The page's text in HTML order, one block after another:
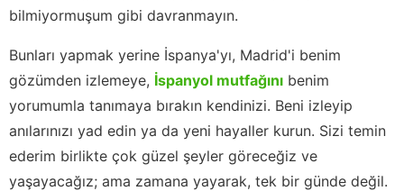
bilmiyormuşum gibi davranmayın.
Bunları yapmak yerine İspanya'yı, Madrid'i benim
gözümden izlemeye, İspanyol mutfağını benim
yorumumla tanımaya bırakın kendinizi. Beni izleyip
anılarınızı yad edin ya da yeni hayaller kurun. Sizi temin
ederim birlikte çok güzel şeyler göreceğiz ve
yaşayacağız; ama zamana yayarak, tek bir günde değil.